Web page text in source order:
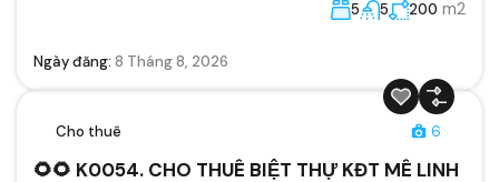
5 5 200 m2
Ngày đăng: 8 Tháng 8, 2026
Cho thuê 6
🌻🌻 K0054. CHO THUÊ BIỆT THỰ KĐT MÊ LINH